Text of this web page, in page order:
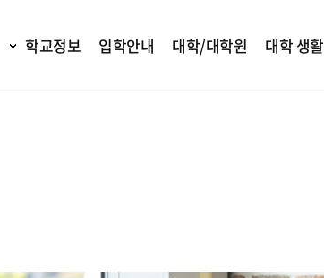
학교정보 입학안내 대학/대학원 대학 생활